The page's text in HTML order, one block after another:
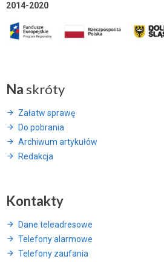
2014-2020
Na skróty
Załatw sprawę
Do pobrania
Archiwum artykułów
Redakcja
Kontakty
Dane teleadresowe
Telefony alarmowe
Telefony zaufania